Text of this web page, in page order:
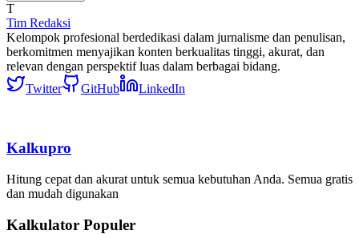
T
Tim Redaksi
Kelompok profesional berdedikasi dalam jurnalisme dan penulisan,
berkomitmen menyajikan konten berkualitas tinggi, akurat, dan
relevan dengan perspektif luas dalam berbagai bidang.
Twitter
GitHub LinkedIn
Kalkupro
Hitung cepat dan akurat untuk semua kebutuhan Anda. Semua gratis
dan mudah digunakan
Kalkulator Populer